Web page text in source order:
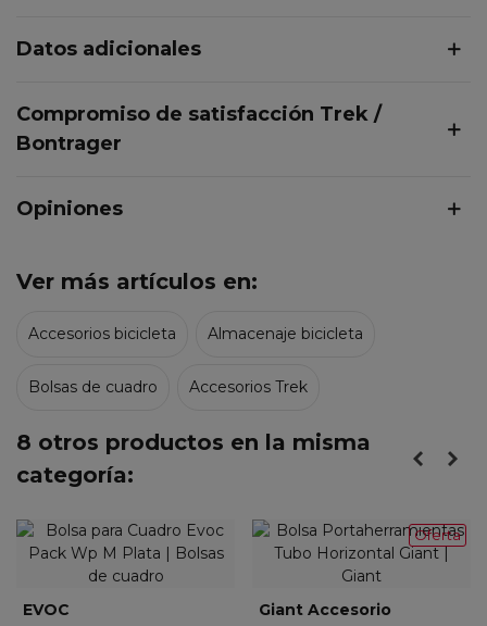
Datos adicionales
Compromiso de satisfacción Trek /
Bontrager
Opiniones
Ver más artículos en:
Accesorios bicicleta Almacenaje bicicleta
Bolsas de cuadro Accesorios Trek
8 otros productos en la misma
categoría:
EVOC
Oferta
Giant Accesorio